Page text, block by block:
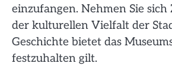
einzufangen. Nehmen Sie
der kulturellen Vielfalt der
Geschichte bietet das
festzuhalten gilt.